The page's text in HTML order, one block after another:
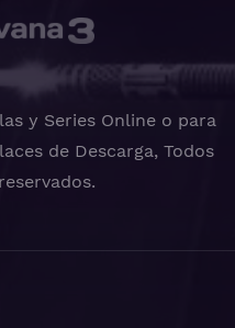
y Series Online o para
de Descarga, Todos